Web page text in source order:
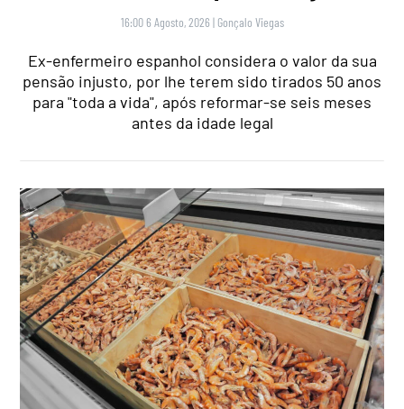
16:00 6 Agosto, 2026 | Gonçalo Viegas
Ex-enfermeiro espanhol considera o valor da sua
pensão injusto, por lhe terem sido tirados 50 anos
para "toda a vida", após reformar-se seis meses
antes da idade legal